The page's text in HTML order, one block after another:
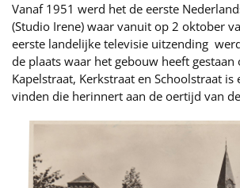
Vanaf 1951 werd het de eerste
(Studio Irene) waar vanuit op 2 oktober
eerste landelijke televisie uitzending
de plaats waar het gebouw heeft gestaan
Kapelstraat, Kerkstraat en Schoolstraat is
vinden die herinnert aan de oertijd van